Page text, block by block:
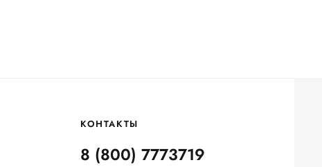
КОНТАКТЫ
8 (800) 7773719